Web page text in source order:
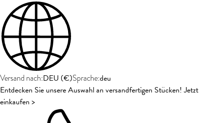
Versand nach:DEU (€)Sprache:deu
Entdecken Sie unsere Auswahl an versandfertigen Stücken! Jetzt
einkaufen >